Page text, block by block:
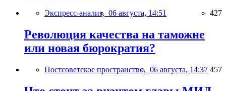
Экспресс-анализ, 06 августа, 14:51 427
Революция качества на таможне
или новая бюрократия?
Постсоветское пространство, 06 августа, 14:37 457